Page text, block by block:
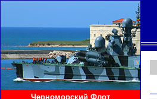
Черноморский Флот